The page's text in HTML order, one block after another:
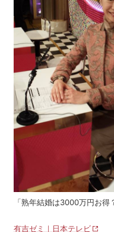
「熟年結婚は3000万円お得
有吉ゼミ｜日本テレビ